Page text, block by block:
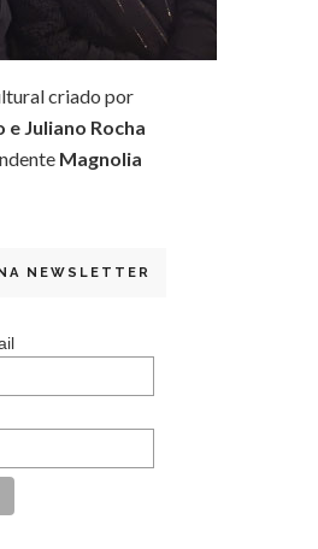
criado por
Juliano Rocha
Magnolia
NEWSLETTER